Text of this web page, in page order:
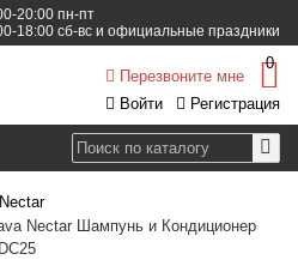
20:00 пн-пт
18:00 сб-вс и официальные праздники
Войти Регистрация
Перезвоните мне
0
Nectar Шампунь и Кондиционер